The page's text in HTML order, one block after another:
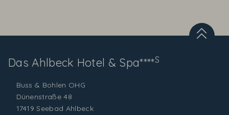
Das Ahlbeck Hotel & Spa****S
Buss & Bohlen OHG
Dünenstraße 48
17419 Seebad Ahlbeck